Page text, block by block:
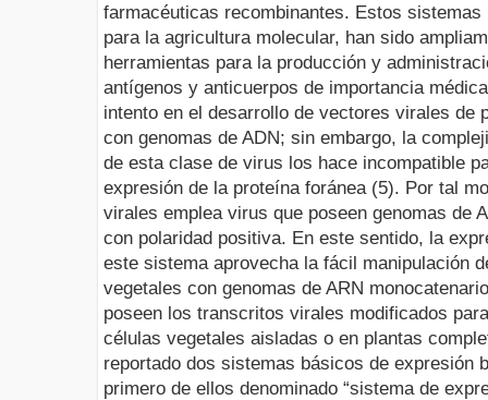
farmacéuticas recombinantes. Estos
para la agricultura molecular, han sido
herramientas para la producción y
antígenos y anticuerpos de importancia
intento en el desarrollo de vectores virales de
con genomas de ADN; sin embargo, la
de esta clase de virus los hace incompatible
expresión de la proteína foránea (5). Por tal
virales emplea virus que poseen genomas de
con polaridad positiva. En este sentido, la
este sistema aprovecha la fácil manipulación
vegetales con genomas de ARN
poseen los transcritos virales modificados
células vegetales aisladas o en plantas
reportado dos sistemas básicos de expresión
primero de ellos denominado “sistema de